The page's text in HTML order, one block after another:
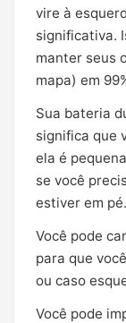
vire à
significativa.
manter seus
mapa) em
Sua bateria
significa que
ela é
se você
estiver em pé.
Você pode
para que
ou caso
Você pode